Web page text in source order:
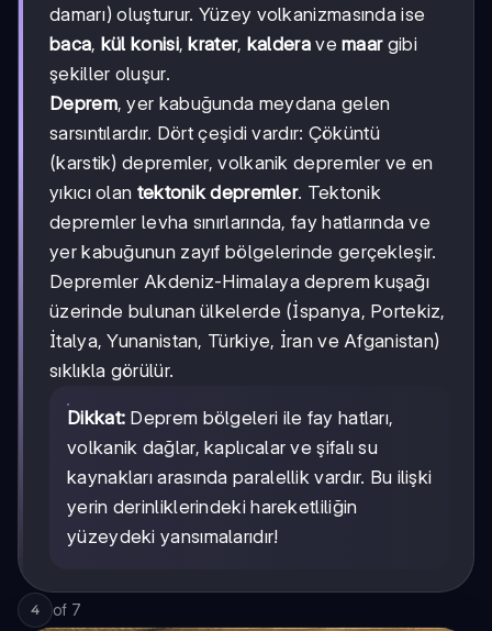
damarı) oluşturur. Yüzey volkanizmasında ise
baca, kül konisi,krater, kalderavemaargibi
şekiller oluşur.
Deprem, yer kabuğunda meydana gelen
sarsıntılardır. Dört çeşidi vardır: Çöküntü
(karstik) depremler, volkanik depremler ve en
yıkıcı olan tektonik depremler. Tektonik
depremler levha sınırlarında, fay hatlarında ve
yer kabuğunun zayıf bölgelerinde gerçekleşir.
Depremler Akdeniz-Himalaya deprem kuşağı
üzerinde bulunan ülkelerde (İspanya, Portekiz,
İtalya, Yunanistan, Türkiye, İran ve Afganistan)
sıklıkla görülür.
Dikkat: Deprem bölgeleri ile fay hatları,
volkanik dağlar, kaplıcalar ve şifalı su
kaynakları arasında paralellik vardır. Bu ilişki
yerin derinliklerindeki hareketliliğin
yüzeydeki yansımalarıdır!
4 of 7